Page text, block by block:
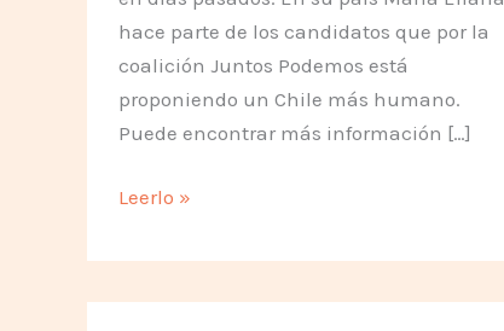
hace parte de los candidatos que por la
coalición Juntos Podemos está
proponiendo un Chile más humano.
Puede encontrar más información […]
Eliana
nuevo
en
Leerlo »